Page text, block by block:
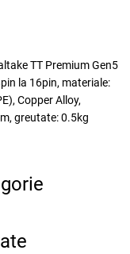
TT Premium Gen5
la 16pin, materiale:
Copper Alloy,
greutate: 0.5kg